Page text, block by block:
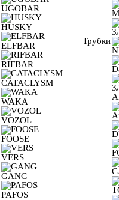
UGOBAR
HUSKY
ELFBAR
RIFBAR
CATACLYSM
WAKA
VOZOL
FOOSE
VERS
GANG
PAFOS
Трубки